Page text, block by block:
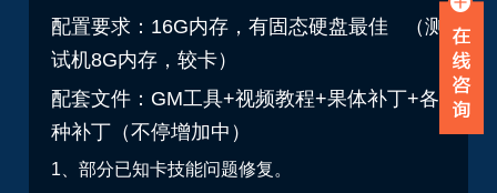
配置要求：16G内存，有固态硬盘最佳 （测
试机8G内存，较卡）
配套文件：GM工具+视频教程+果体补丁+各
种补丁（不停增加中）
1、部分已知卡技能问题修复。